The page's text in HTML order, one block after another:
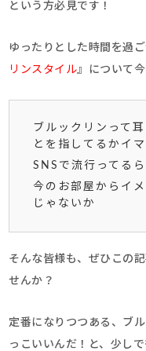
という方必見です！
ゆったりとした時間を過
リンスタイル 』について
ブルックリンって
とを指してるかイ
SNSで流行ってる
今のお部屋からイ
じゃないか
そんな皆様も、ぜひこの
せんか？
定番になりつつある、ブ
っこいいんだ！と、少し